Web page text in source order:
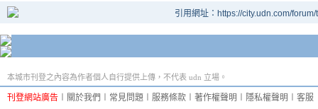
引用網址：https://city.udn.com/
本城市刊登之內容為作者個人自行提供上傳，不代表 udn 立場。
刊登網站廣告 關於我們 常見問題 服務條款 著作權聲明 隱私權聲明 客服